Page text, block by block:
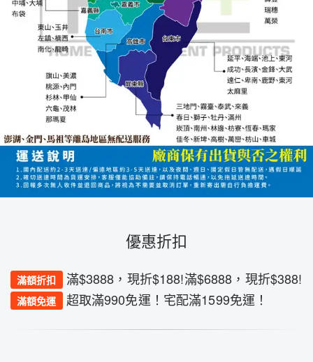
優惠折扣
滿額折扣 滿$3888，現折$188!滿$6888，現折$388!
滿額免運 超取滿990免運！宅配滿1599免運！